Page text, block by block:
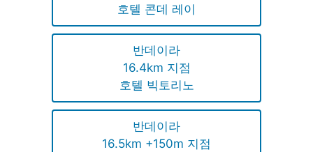
호텔 콘데 레이
반데이라
16.4km 지점
호텔 빅토리노
반데이라
16.5km +150m 지점